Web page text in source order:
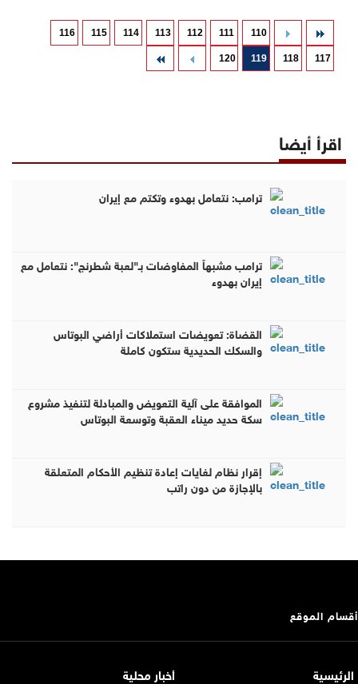
110
111
112
113
114
115
116
117
118
119
120
اقرأ أيضا
ترامب: نتعامل بهدوء وتكتم مع إيران
ترامب مشبهاً المفاوضات بـ"لعبة شطرنج": نتعامل مع
إيران بهدوء
القضاة: تعويضات استملاكات أراضي البوتاس
والسكك الحديدية ستكون كاملة
الموافقة على آلية التعويض والمبادلة لتنفيذ مشروع
سكة حديد ميناء العقبة وتوسعة البوتاس
إقرار نظام لغايات إعادة تنظيم الأحكام المتعلقة
بالإجازة من دون راتب
أقسام الموقع
الرئيسية أخبار محلية